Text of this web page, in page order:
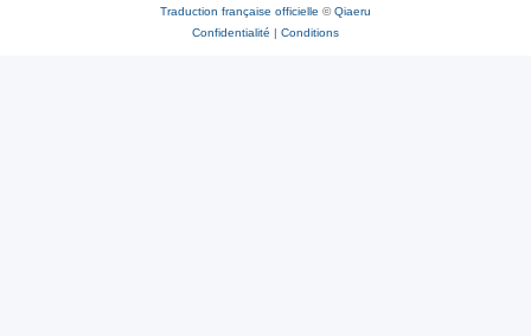
Traduction française officielle ©Qiaeru
Confidentialité | Conditions